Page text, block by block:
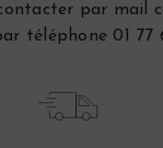
par mail
téléphone 01 77